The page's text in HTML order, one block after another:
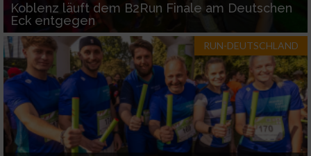
Koblenz läuft dem B2Run Finale am Deutschen
Eck entgegen
RUN-DEUTSCHLAND